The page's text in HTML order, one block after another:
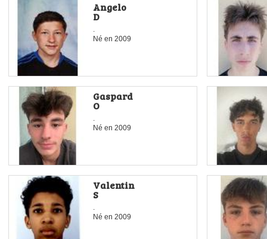
Angelo
D
.
Né en 2009
Gaspard
O
.
Né en 2009
Valentin
S
.
Né en 2009